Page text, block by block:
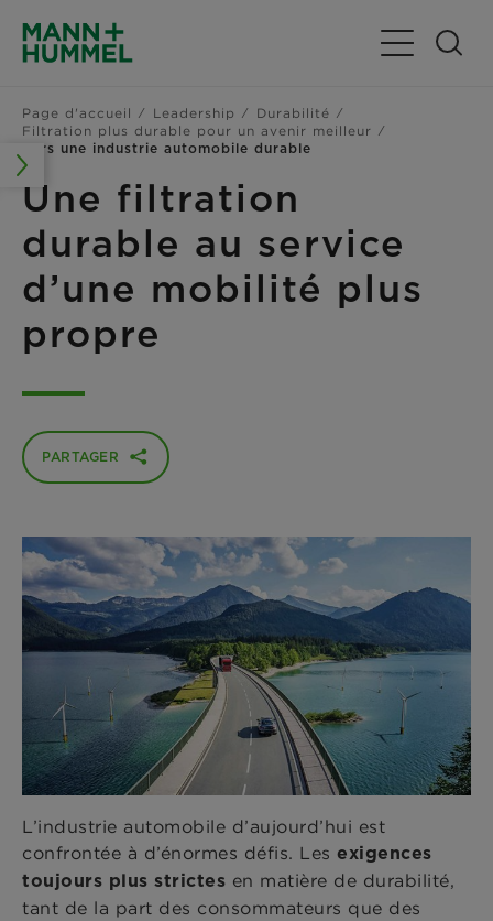
Basculer la
Page d'accueil Leadership
Durabilité
Filtration plus durable pour un avenir meilleur
Vers une industrie automobile durable
Une filtration
durable au service
d’une mobilité plus
propre
PARTAGER
L’industrie automobile d’aujourd’hui est
confrontée à d’énormes défis. Les exigences
toujours plus strictes en matière de durabilité,
tant de la part des consommateurs que des